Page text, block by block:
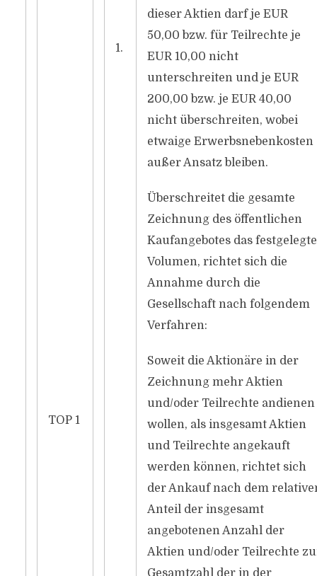
TOP 1
1.
dieser Aktien darf je EUR
50,00 bzw. für Teilrechte je
EUR 10,00 nicht
unterschreiten und je EUR
200,00 bzw. je EUR 40,00
nicht überschreiten, wobei
etwaige Erwerbsnebenkosten
außer Ansatz bleiben.
Überschreitet die gesamte
Zeichnung des öffentlichen
Kaufangebotes das festgelegte
Volumen, richtet sich die
Annahme durch die
Gesellschaft nach folgendem
Verfahren:
Soweit die Aktionäre in der
Zeichnung mehr Aktien
und/oder Teilrechte andienen
wollen, als insgesamt Aktien
und Teilrechte angekauft
werden können, richtet sich
der Ankauf nach dem
Anteil der insgesamt
angebotenen Anzahl der
Aktien und/oder Teilrechte
Gesamtzahl der in der